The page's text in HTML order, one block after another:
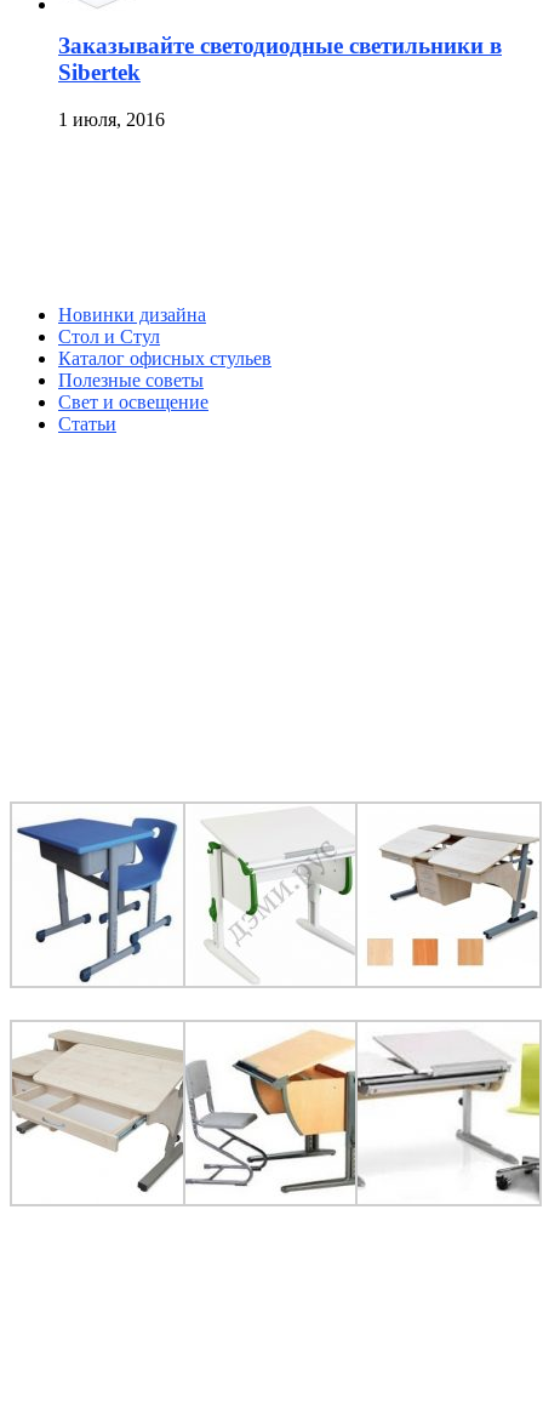
Заказывайте светодиодные светильники в
Sibertek
1 июля, 2016
Новинки дизайна
Стол и Стул
Каталог офисных стульев
Полезные советы
Свет и освещение
Статьи